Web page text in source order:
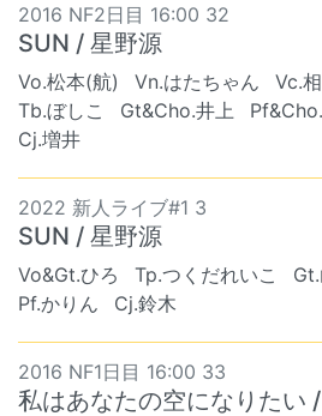
2016 NF2日目 16:00 32
SUN / 星野源
Vo.松本(航) Vn.はたちゃん Vc.
Tb.ぼしこ
Gt&Cho.井上
Cj.増井
2022 新人ライブ#1 3
SUN / 星野源
Vo&Gt.ひろ Tp.つくだれいこ
Pf.かりん
Cj.鈴木
2016 NF1日目 16:00 33
私はあなたの空になりたい